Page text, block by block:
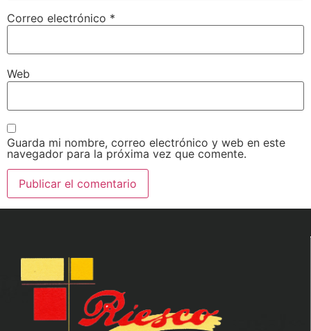
Correo electrónico *
Web
Guarda mi nombre, correo electrónico y web en este
navegador para la próxima vez que comente.